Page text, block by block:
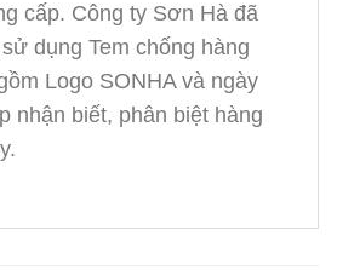
cấp. Công ty Sơn Hà đã
dụng Tem chống hàng
Logo SONHA và ngày
nhận biết, phân biệt hàng